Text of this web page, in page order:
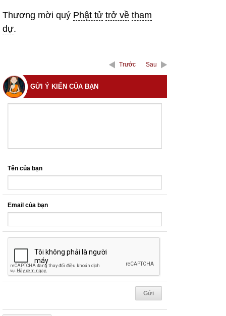
Thương mời quý Phật tử trở về tham
dự.
Trước Sau
GỬI Ý KIẾN CỦA BẠN
Tên của bạn
Email của bạn